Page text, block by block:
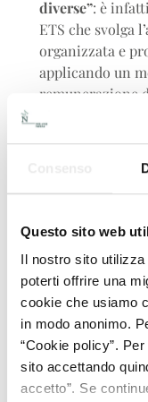
Questo sito web
Il nostro sito
poterti offrire una
cookie che usiamo
in modo anonimo.
“Cookie policy”.
sito accettando
accetto”. Se
diverse”: è
ETS che svolga
organizzata e
applicando un
remunerazione
contempo,
entro i limiti
non si deve
commerciale,
ai fini
2 e 2-bis
la natura
generale